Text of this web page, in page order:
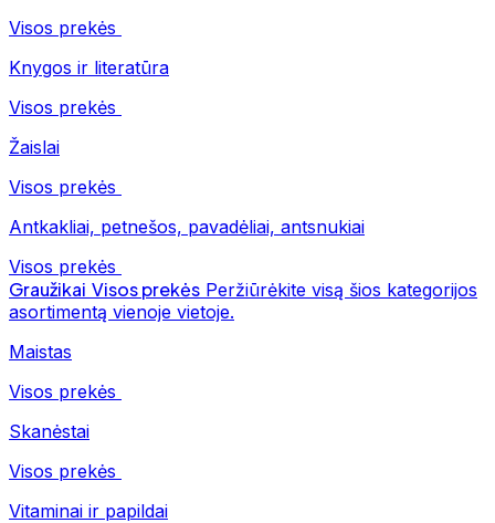
Visos prekės
Knygos ir literatūra
Visos prekės
Žaislai
Visos prekės
Antkakliai, petnešos, pavadėliai, antsnukiai
Visos prekės
Graužikai Visos prekės Peržiūrėkite visą šios kategorijos
asortimentą vienoje vietoje.
Maistas
Visos prekės
Skanėstai
Visos prekės
Vitaminai ir papildai